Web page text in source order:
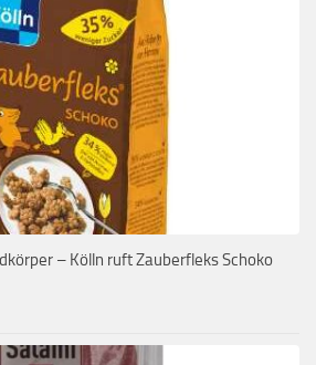
– Kölln ruft Zauberfleks Schoko